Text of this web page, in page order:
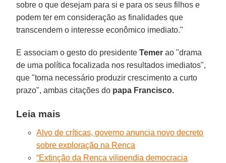
sobre o que desejam para si e para os seus filhos e
podem ter em consideração as finalidades que
transcendem o interesse econômico imediato."
E associam o gesto do presidenteTemer ao "drama
de uma política focalizada nos resultados imediatos",
que "torna necessário produzir crescimento a curto
prazo", ambas citações do papa Francisco.
Leia mais
Alvo de críticas, governo anuncia novo decreto
sobre exploração na Renca
“Extinção da Renca vilipendia democracia